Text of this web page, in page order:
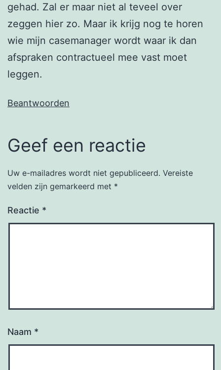
gehad. Zal er maar niet al teveel over
zeggen hier zo. Maar ik krijg nog te horen
wie mijn casemanager wordt waar ik dan
afspraken contractueel mee vast moet
leggen.
Beantwoorden
Geef een reactie
Uw e-mailadres wordt niet gepubliceerd. Vereiste
velden zijn gemarkeerd met *
Reactie *
Naam *